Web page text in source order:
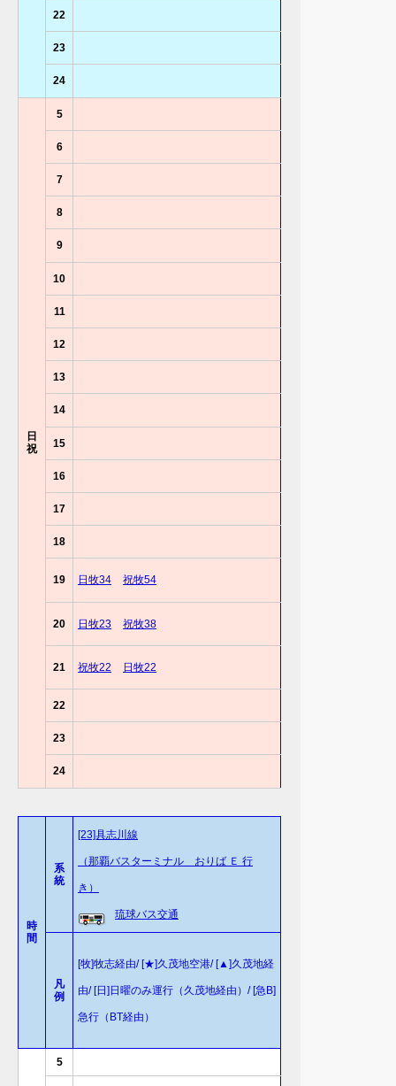
22
23
24
日
祝
5
6
7
8
9
10
11
12
13
14
15
16
17
18
19 日牧34 祝牧54
20 日牧23 祝牧38
21 祝牧22 日牧22
22
23
24
時
間
系
統
[23]具志川線
（那覇バスターミナル おりば Ｅ 行
き）
琉球バス交通
凡
例
[牧]牧志経由/ [★]久茂地空港/ [▲]久茂地経
由/ [日]日曜のみ運行（久茂地経由）/ [急B]
急行（BT経由）
5